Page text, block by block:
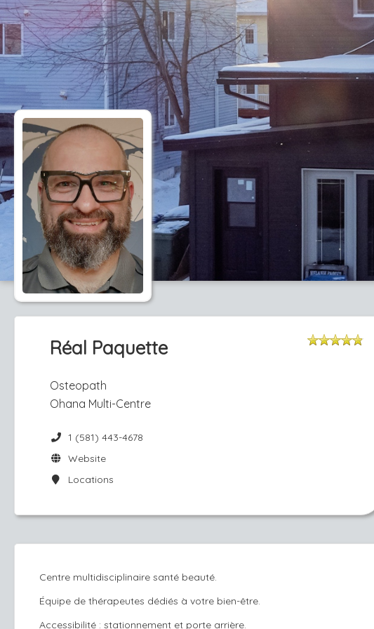
Réal Paquette
Osteopath
Ohana Multi-Centre
1 (581) 443-4678
Website
Locations
Centre multidisciplinaire santé beauté.
Équipe de thérapeutes dédiés à votre bien-être.
Accessibilité : stationnement et porte arrière.